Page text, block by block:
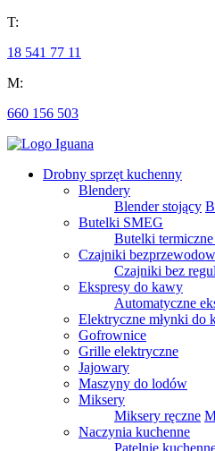
T:
18 541 77 11
M:
660 156 503
Drobny sprzęt kuchenny
Blendery
Blender stojący
Butelki SMEG
Butelki
Czajniki
Czajniki bez
Ekspresy do kawy
Automatyczne
Elektryczne młynki do
Gofrownice
Grille elektryczne
Jajowary
Maszyny do lodów
Miksery
Miksery ręczne
Naczynia kuchenne
Patelnie